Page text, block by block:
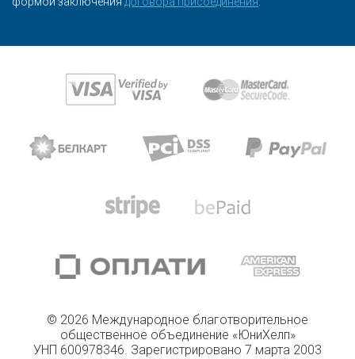
© 2026 Международное благотворительное
общественное объединение «ЮниХелп»
УНП 600978346. Зарегистрировано 7 марта 2003